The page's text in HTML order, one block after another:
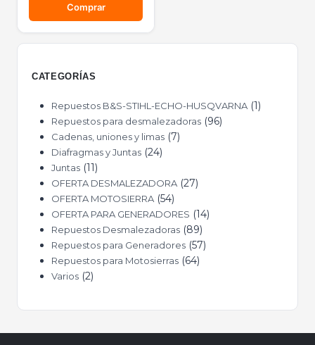
Comprar
CATEGORÍAS
Repuestos B&S-STIHL-ECHO-HUSQVARNA 1
Repuestos para desmalezadoras 96
Cadenas, uniones y limas 7
Diafragmas y Juntas 24
Juntas 11
OFERTA DESMALEZADORA 27
OFERTA MOTOSIERRA 54
OFERTA PARA GENERADORES 14
Repuestos Desmalezadoras 89
Repuestos para Generadores 57
Repuestos para Motosierras 64
Varios 2